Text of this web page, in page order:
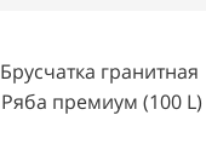
Брусчатка гранитная
Ряба премиум (100 L)